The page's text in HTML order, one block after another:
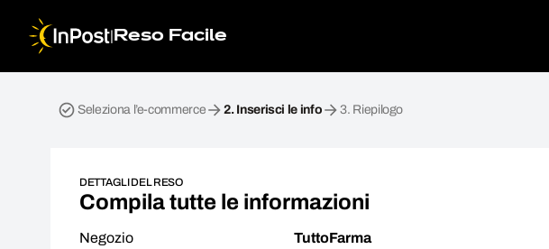
| Reso Facile
Seleziona l’e-commerce 2. Inserisci le info 3. Riepilogo
DETTAGLI DEL RESO
Compila tutte le informazioni
Negozio TuttoFarma